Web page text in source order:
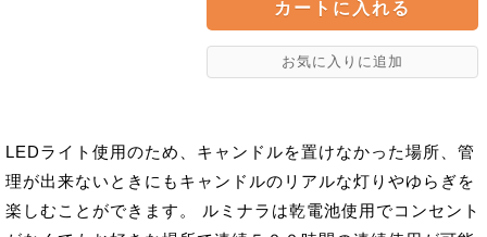
LEDライト使用のため、キャンドルを置けなかった場所、管
理が出来ないときにもキャンドルのリアルな灯りやゆらぎを
楽しむことができます。 ルミナラは乾電池使用でコンセント